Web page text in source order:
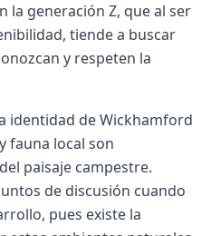
la generación Z, que al ser
tiende a buscar
y respeten la
identidad de Wickhamford
fauna local son
paisaje campestre.
de discusión cuando
pues existe la